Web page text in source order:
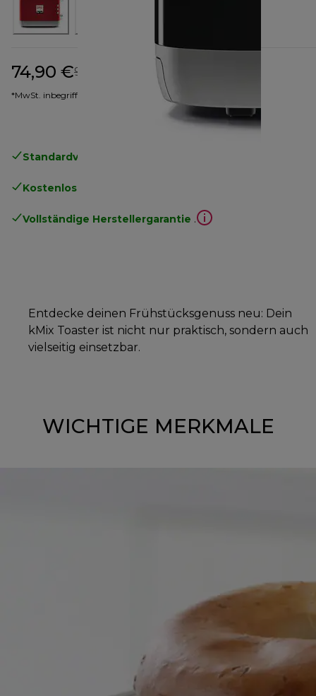
74,90 €99,99 € Originalpreis 99,99 €
*MwSt. inbegriffen
Standardversand kostenlos
Kostenlose Rücksendungen
Vollständige Herstellergarantie .
Entdecke deinen Frühstücksgenuss neu: Dein
kMix Toaster ist nicht nur praktisch, sondern auch
vielseitig einsetzbar.
WICHTIGE MERKMALE